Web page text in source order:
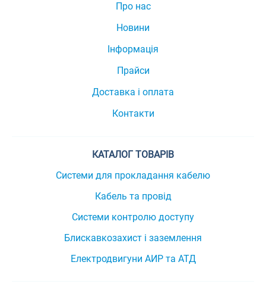
Про нас
Новини
Інформація
Прайси
Доставка і оплата
Контакти
КАТАЛОГ ТОВАРІВ
Системи для прокладання кабелю
Кабель та провід
Системи контролю доступу
Блискавкозахист і заземлення
Електродвигуни АИР та АТД